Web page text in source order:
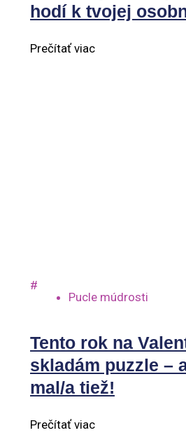
hodí k tvojej
Prečítať viac
#
Pucle múdrosti
Tento rok na
skladám puzzle –
mal/a tiež!
Prečítať viac